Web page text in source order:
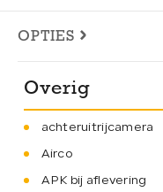
OPTIES
Overig
achteruitrijcamera
Airco
APK bij aflevering